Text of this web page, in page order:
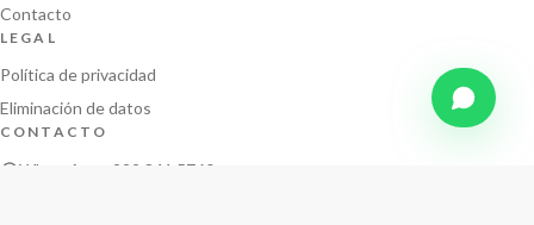
Contacto
LEGAL
Política de privacidad
Eliminación de datos
CONTACTO
WhatsApp · 222 841 5760